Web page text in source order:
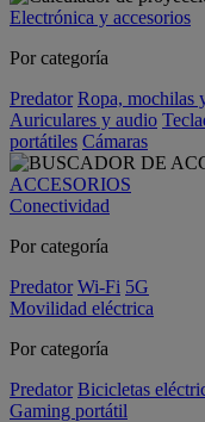
Electrónica y accesorios
Por categoría
Predator Ropa, mochilas
Auriculares y audio
portátiles Cámaras
ACCESORIOS
Conectividad
Por categoría
Predator Wi-Fi 5G
Movilidad eléctrica
Por categoría
Predator Bicicletas
Gaming portátil